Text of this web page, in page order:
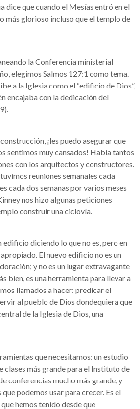
dice que cuando el Mesías entró en el
más glorioso incluso que el templo de
la Conferencia ministerial
elegimos Salmos 127:1 como tema.
a la Iglesia como el “edificio de Dios”,
encajaba con la dedicación del
¡les puedo asegurar que
sentimos muy cansados! Había tantos
con los arquitectos y constructores.
reuniones semanales cada
cada dos semanas por varios meses
nos hizo algunas peticiones
construir una ciclovía.
edificio diciendo lo que no es, pero en
El nuevo edificio no es un
y no es un lugar extravagante
bien, es una herramienta para llevar a
llamados a hacer: predicar el
al pueblo de Dios dondequiera que
de la Iglesia de Dios, una
que necesitamos: un estudio
clases más grande para el Instituto de
conferencias mucho más grande, y
podemos usar para crecer. Es el
hemos tenido desde que